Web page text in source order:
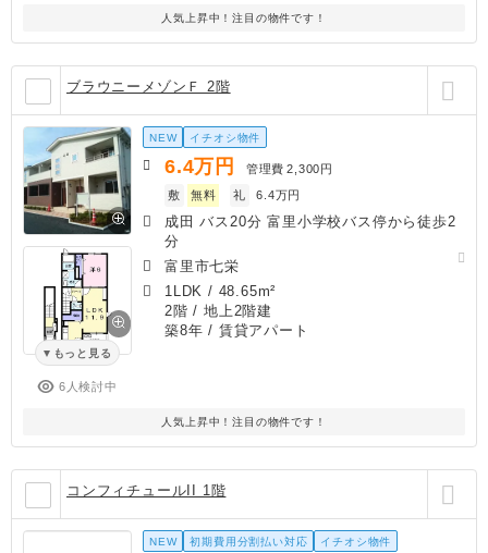
人気上昇中！注目の物件です！
ブラウニーメゾンＦ 2階
もっと見る
6人検討中
NEW イチオシ物件
6.4万円 管理費 2,300円
敷
無料 礼 6.4万円
成田 バス20分 富里小学校バス停から徒歩2
分
富里市七栄
1LDK / 48.65m²
2階 / 地上2階建
築8年 / 賃貸アパート
人気上昇中！注目の物件です！
コンフィチュールII 1階
NEW 初期費用分割払い対応 イチオシ物件